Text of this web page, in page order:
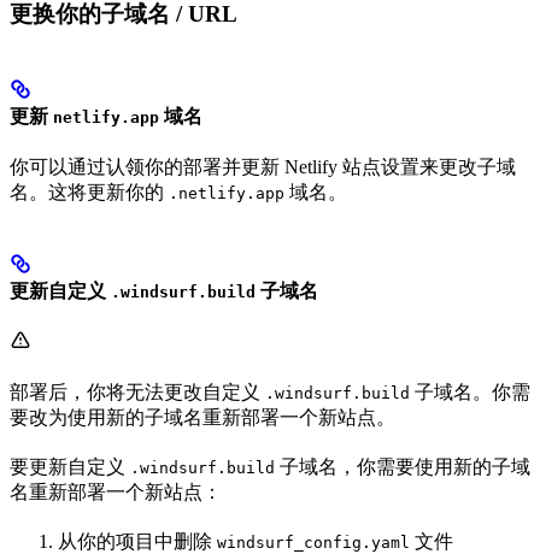
更换你的子域名 / URL
更新 netlify.app 域名
你可以通过认领你的部署并更新 Netlify 站点设置来更改子域
名。这将更新你的 .netlify.app 域名。
更新自定义 .windsurf.build 子域名
部署后，你将无法更改自定义 .windsurf.build 子域名。你需
要改为使用新的子域名重新部署一个新站点。
要更新自定义 .windsurf.build 子域名，你需要使用新的子域
名重新部署一个新站点：
从你的项目中删除 windsurf_config.yaml 文件